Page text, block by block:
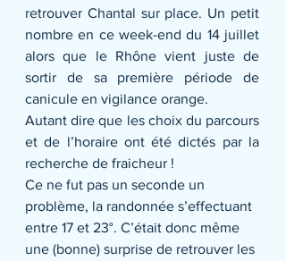
retrouver Chantal sur place. Un petit
nombre en ce week-end du 14 juillet
alors que le Rhône vient juste de
sortir de sa première période de
canicule en vigilance orange.
Autant dire que les choix du parcours
et de l’horaire ont été dictés par la
recherche de fraicheur !
Ce ne fut pas un seconde un
problème, la randonnée s’effectuant
entre 17 et 23°. C’était donc même
une (bonne) surprise de retrouver les